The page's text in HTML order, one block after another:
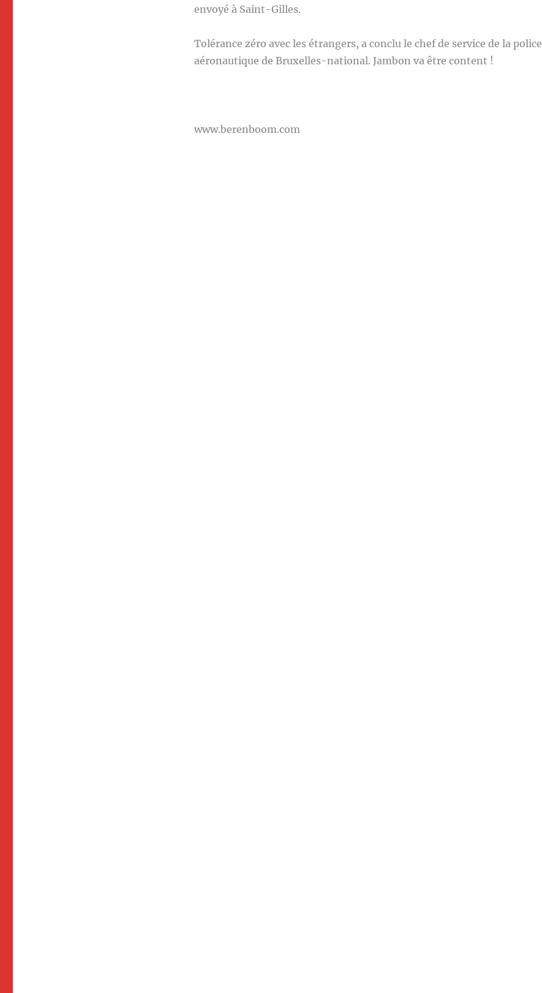
envoyé à Saint-Gilles.
Tolérance zéro avec les étrangers, a conclu le chef de service de la police
aéronautique de Bruxelles-national. Jambon va être content !
www.berenboom.com